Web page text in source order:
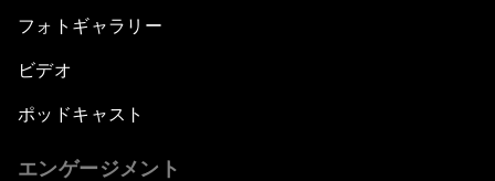
フォトギャラリー
ビデオ
ポッドキャスト
エンゲージメント